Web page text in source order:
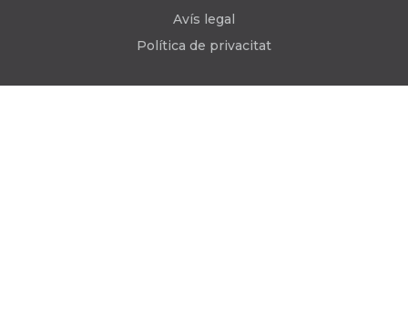
Avís legal
Política de privacitat